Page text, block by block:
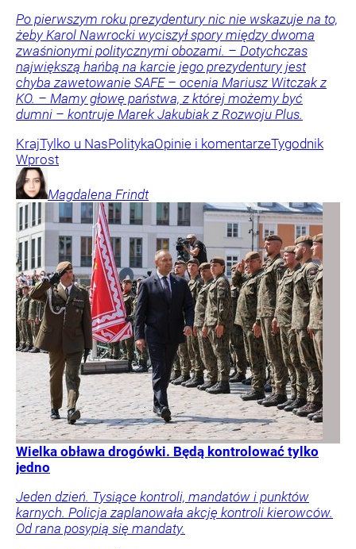
Po pierwszym roku prezydentury nic nie wskazuje na to,
żeby Karol Nawrocki wyciszył spory między dwoma
zwaśnionymi politycznymi obozami. – Dotychczas
największą hańbą na karcie jego prezydentury jest
chyba zawetowanie SAFE – ocenia Mariusz Witczak z
KO. – Mamy głowę państwa, z której możemy być
dumni – kontruje Marek Jakubiak z Rozwoju Plus.
KrajTylko u NasPolitykaOpinie i komentarzeTygodnik
Wprost
Magdalena Frindt
Wielka obława drogówki. Będą kontrolować tylko
jedno
Jeden dzień. Tysiące kontroli, mandatów i punktów
karnych. Policja zaplanowała akcję kontroli kierowców.
Od rana posypią się mandaty.